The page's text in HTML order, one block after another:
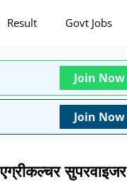
Result Govt Jobs
Join Now
Join Now
सुपरवाइजर